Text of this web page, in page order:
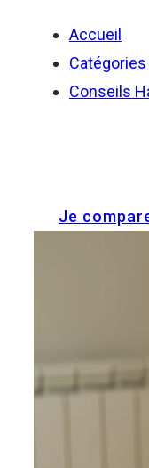
Accueil
Conseils
Je